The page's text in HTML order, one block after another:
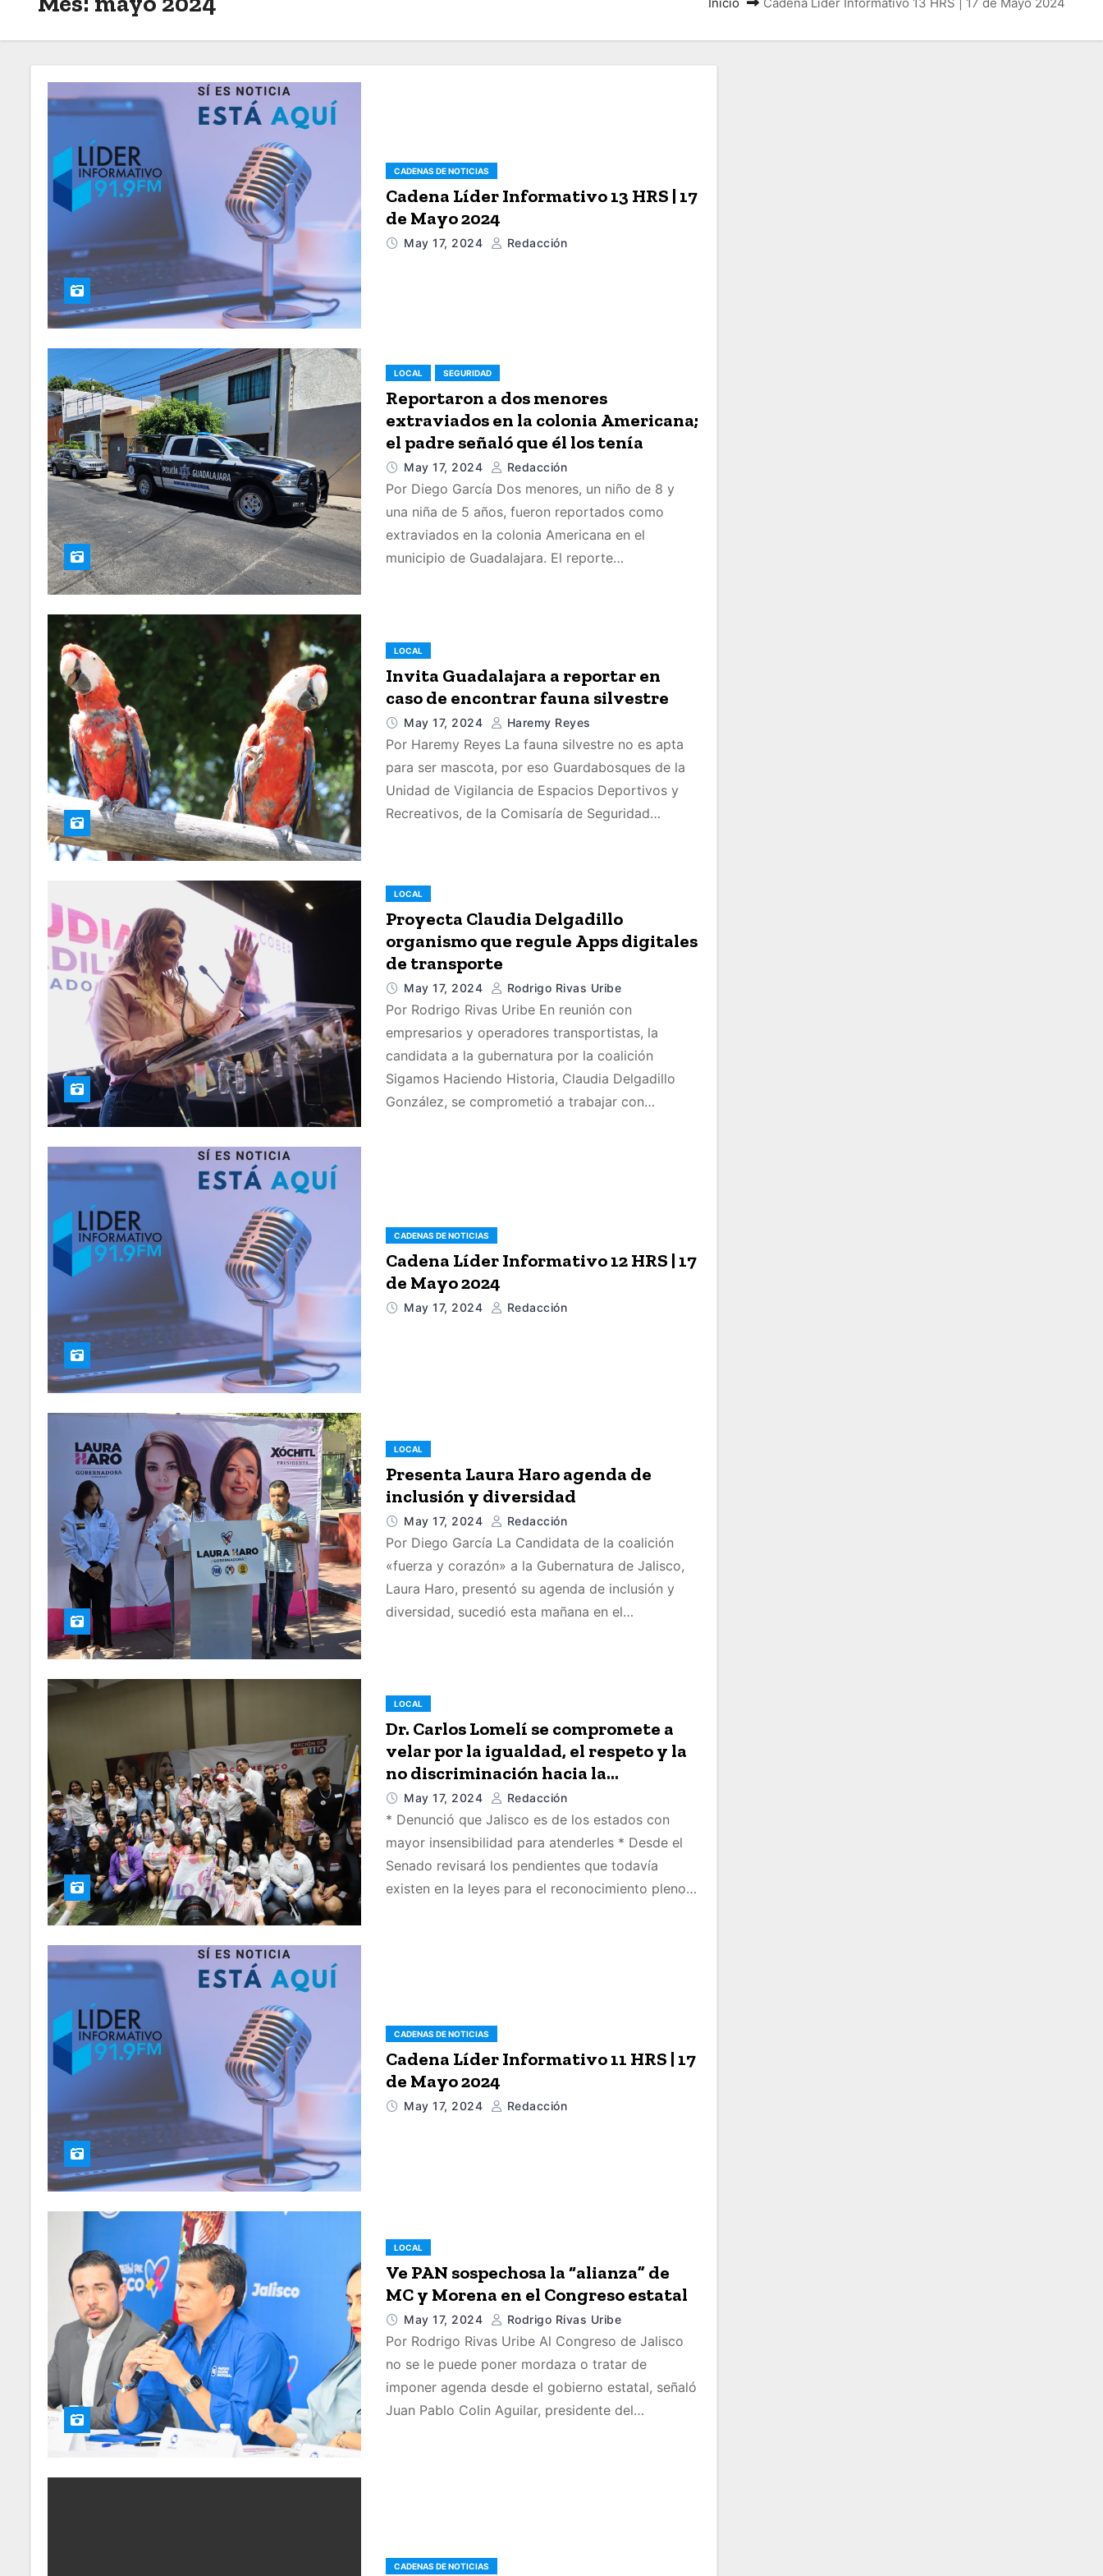
CADENAS DE NOTICIAS
Cadena Líder Informativo 13 HRS | 17
de Mayo 2024
May 17, 2024 Redacción
LOCAL SEGURIDAD
Reportaron a dos menores
extraviados en la colonia Americana;
el padre señaló que él los tenía
May 17, 2024 Redacción
Por Diego García Dos menores, un niño de 8 y
una niña de 5 años, fueron reportados como
extraviados en la colonia Americana en el
municipio de Guadalajara. El reporte…
LOCAL
Invita Guadalajara a reportar en
caso de encontrar fauna silvestre
May 17, 2024 Haremy Reyes
Por Haremy Reyes La fauna silvestre no es apta
para ser mascota, por eso Guardabosques de la
Unidad de Vigilancia de Espacios Deportivos y
Recreativos, de la Comisaría de Seguridad…
LOCAL
Proyecta Claudia Delgadillo
organismo que regule Apps digitales
de transporte
May 17, 2024 Rodrigo Rivas Uribe
Por Rodrigo Rivas Uribe En reunión con
empresarios y operadores transportistas, la
candidata a la gubernatura por la coalición
Sigamos Haciendo Historia, Claudia Delgadillo
González, se comprometió a trabajar con…
CADENAS DE NOTICIAS
Cadena Líder Informativo 12 HRS | 17
de Mayo 2024
May 17, 2024 Redacción
LOCAL
Presenta Laura Haro agenda de
inclusión y diversidad
May 17, 2024 Redacción
Por Diego García La Candidata de la coalición
«fuerza y corazón» a la Gubernatura de Jalisco,
Laura Haro, presentó su agenda de inclusión y
diversidad, sucedió esta mañana en el…
LOCAL
Dr. Carlos Lomelí se compromete a
velar por la igualdad, el respeto y la
no discriminación hacia la
comunidad LGBTlQ+
May 17, 2024 Redacción
* Denunció que Jalisco es de los estados con
mayor insensibilidad para atenderles * Desde el
Senado revisará los pendientes que todavía
existen en la leyes para el reconocimiento pleno…
CADENAS DE NOTICIAS
Cadena Líder Informativo 11 HRS | 17
de Mayo 2024
May 17, 2024 Redacción
LOCAL
Ve PAN sospechosa la “alianza” de
MC y Morena en el Congreso estatal
May 17, 2024 Rodrigo Rivas Uribe
Por Rodrigo Rivas Uribe Al Congreso de Jalisco
no se le puede poner mordaza o tratar de
imponer agenda desde el gobierno estatal, señaló
Juan Pablo Colin Aguilar, presidente del…
CADENAS DE NOTICIAS